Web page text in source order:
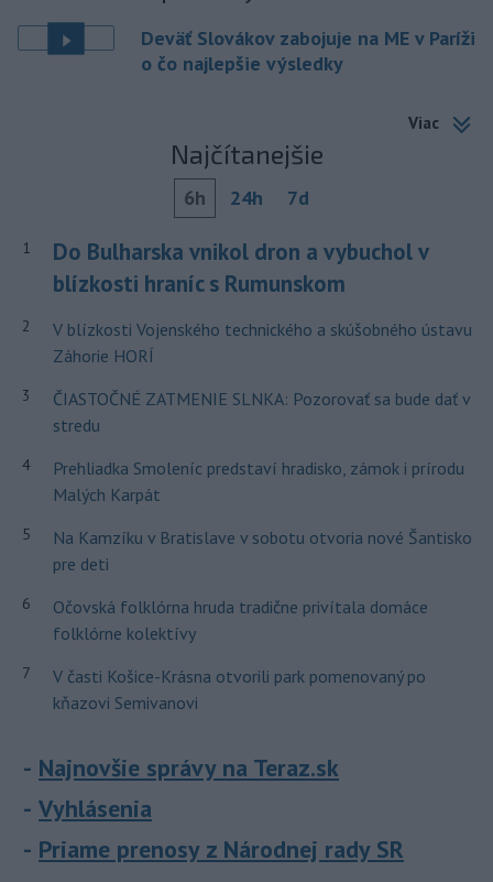
Deväť Slovákov zabojuje na ME v Paríži
o čo najlepšie výsledky
Viac
Najčítanejšie
6h 24h 7d
1
Do Bulharska vnikol dron a vybuchol v
blízkosti hraníc s Rumunskom
2
V blízkosti Vojenského technického a skúšobného ústavu
Záhorie HORÍ
3
ČIASTOČNÉ ZATMENIE SLNKA: Pozorovať sa bude dať v
stredu
4
Prehliadka Smoleníc predstaví hradisko, zámok i prírodu
Malých Karpát
5
Na Kamzíku v Bratislave v sobotu otvoria nové Šantisko
pre deti
6
Očovská folklórna hruda tradične privítala domáce
folklórne kolektívy
7
V časti Košice-Krásna otvorili park pomenovaný po
kňazovi Semivanovi
Najnovšie správy na Teraz.sk
Vyhlásenia
Priame prenosy z Národnej rady SR